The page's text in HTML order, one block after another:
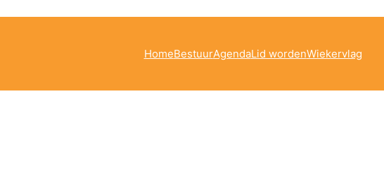
HomeBestuurAgendaLid wordenWiekervlag